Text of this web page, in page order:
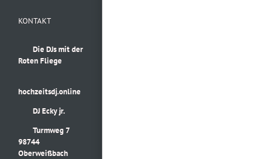
KONTAKT
Die DJs mit der
Roten Fliege
hochzeitsdj.online
DJ Ecky jr.
Turmweg 7
98744
Oberweißbach